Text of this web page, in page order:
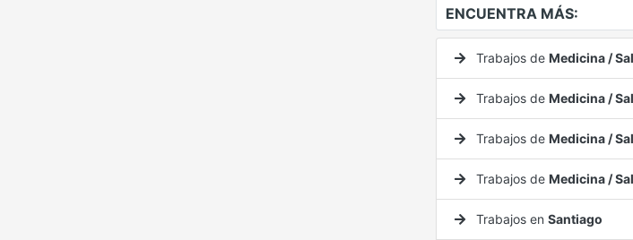
ENCUENTRA MÁS:
Trabajos de Medicina /
Trabajos de Medicina /
Trabajos de Medicina /
Trabajos de Medicina /
Trabajos en Santiago